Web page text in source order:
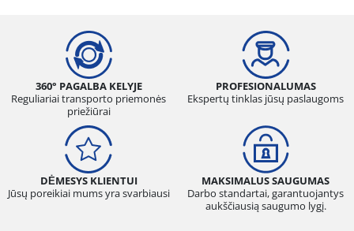
360° PAGALBA KELYJE
Reguliariai transporto priemonės
priežiūrai
PROFESIONALUMAS
Ekspertų tinklas jūsų paslaugoms
DĖMESYS KLIENTUI
Jūsų poreikiai mums yra svarbiausi
MAKSIMALUS SAUGUMAS
Darbo standartai, garantuojantys
aukščiausią saugumo lygį.